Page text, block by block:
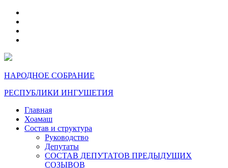
НАРОДНОЕ СОБРАНИЕ
РЕСПУБЛИКИ ИНГУШЕТИЯ
Главная
Хоамаш
Состав и структура
Руководство
Депутаты
СОСТАВ ДЕПУТАТОВ ПРЕДЫДУЩИХ
СОЗЫВОВ